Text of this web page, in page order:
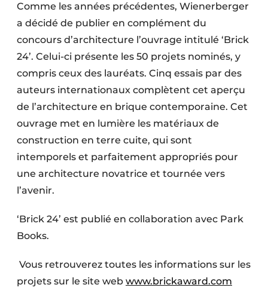
Comme les années précédentes, Wienerberger
a décidé de publier en complément du
concours d’architecture l’ouvrage intitulé ‘Brick
24’. Celui-ci présente les 50 projets nominés, y
compris ceux des lauréats. Cinq essais par des
auteurs internationaux complètent cet aperçu
de l’architecture en brique contemporaine. Cet
ouvrage met en lumière les matériaux de
construction en terre cuite, qui sont
intemporels et parfaitement appropriés pour
une architecture novatrice et tournée vers
l’avenir.
‘Brick 24’ est publié en collaboration avec Park
Books.
Vous retrouverez toutes les informations sur les
projets sur le site web www.brickaward.com